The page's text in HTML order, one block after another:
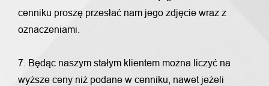
cenniku proszę przesłać nam jego zdjęcie wraz z
oznaczeniami.
7. Będąc naszym stałym klientem można liczyć na
wyższe ceny niż podane w cenniku, nawet jeżeli